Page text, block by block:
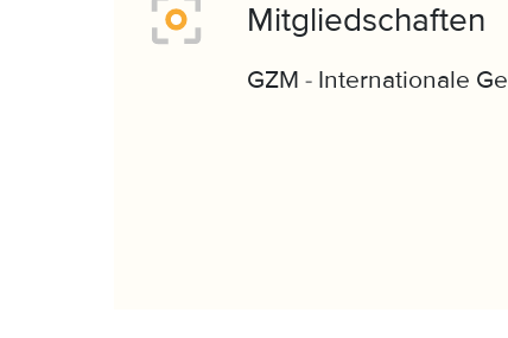
Mitgliedschaften
GZM - Internationale